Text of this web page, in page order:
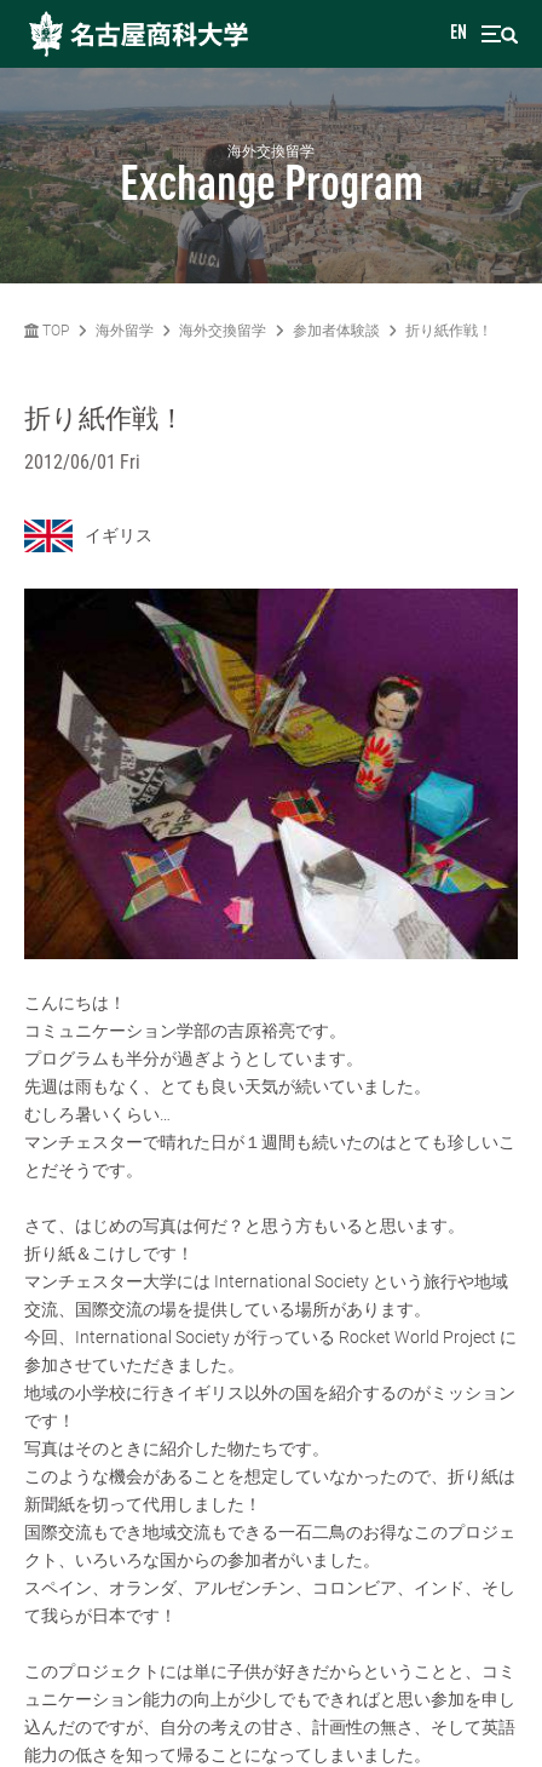
EN
海外交換留学
Exchange Program
TOP 海外留学 海外交換留学 参加者体験談 折り紙作戦！
折り紙作戦！
2012/06/01 Fri
イギリス
こんにちは！
コミュニケーション学部の吉原裕亮です。
プログラムも半分が過ぎようとしています。
先週は雨もなく、とても良い天気が続いていました。
むしろ暑いくらい…
マンチェスターで晴れた日が１週間も続いたのはとても珍しいこ
とだそうです。
さて、はじめの写真は何だ？と思う方もいると思います。
折り紙＆こけしです！
マンチェスター大学には International Society という旅行や地域
交流、国際交流の場を提供している場所があります。
今回、International Society が行っている Rocket World Project に
参加させていただきました。
地域の小学校に行きイギリス以外の国を紹介するのがミッション
です！
写真はそのときに紹介した物たちです。
このような機会があることを想定していなかったので、折り紙は
新聞紙を切って代用しました！
国際交流もでき地域交流もできる一石二鳥のお得なこのプロジェ
クト、いろいろな国からの参加者がいました。
スペイン、オランダ、アルゼンチン、コロンビア、インド、そし
て我らが日本です！
このプロジェクトには単に子供が好きだからということと、コミ
ュニケーション能力の向上が少しでもできればと思い参加を申し
込んだのですが、自分の考えの甘さ、計画性の無さ、そして英語
能力の低さを知って帰ることになってしまいました。